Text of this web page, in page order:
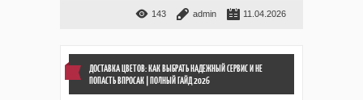
143 admin 11.04.2026
ДОСТАВКА ЦВЕТОВ: КАК ВЫБРАТЬ НАДЕЖНЫЙ СЕРВИС И НЕ
ПОПАСТЬ ВПРОСАК | ПОЛНЫЙ ГАЙД 2026